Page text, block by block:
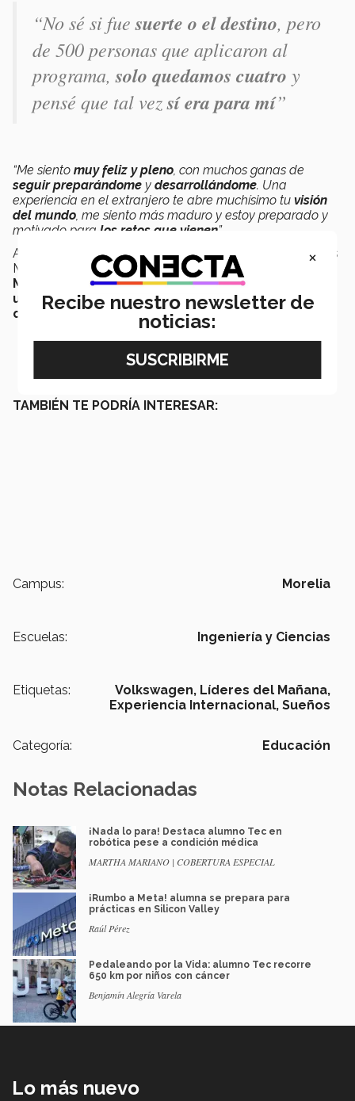
“No sé si fuesuerte o el destino, pero
de 500 personas que aplicaron al
programa,solo quedamos cuatro y
pensé que tal vezsí era para mí”
“Me siento muy feliz y pleno, con muchos ganas de
seguir preparándome y desarrollándome. Una
experiencia en el extranjero te abre muchísimo tu visión
del mundo, me siento más maduro y estoy preparado y
motivado para los retos que vienen”.
Al
finalizar sus prácticas, Ricardo regresará a campus
Morelia para
graduarse comoIngeniero
Mecatrónicoy piensa volver a Alemania a
una maestríay seguir preparándose paralos retos
que se avecinan.
TAMBIÉN TE PODRÍA INTERESAR:
Campus: Morelia
Escuelas: Ingeniería y Ciencias
Etiquetas: Volkswagen, Líderes del Mañana,
Experiencia Internacional, Sueños
Categoría: Educación
Notas Relacionadas
¡Nada lo para! Destaca alumno Tec en
robótica pese a condición médica
MARTHA MARIANO | COBERTURA ESPECIAL
¡Rumbo a Meta! alumna se prepara para
prácticas en Silicon Valley
Raúl Pérez
Pedaleando por la Vida: alumno Tec recorre
650 km por niños con cáncer
Benjamín Alegría Varela
Lo más nuevo
×
Recibe nuestro newsletter de
noticias: